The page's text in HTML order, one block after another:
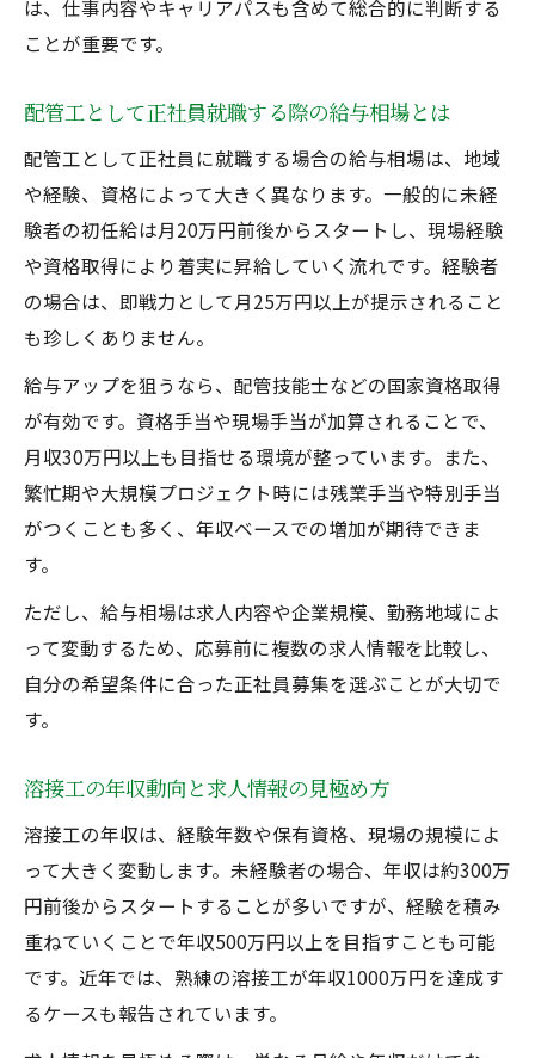
は、仕事内容やキャリアパスも含めて総合的に判断する
ことが重要です。
配管工として正社員就職する際の給与相場とは
配管工として正社員に就職する場合の給与相場は、地域
や経験、資格によって大きく異なります。一般的に未経
験者の初任給は月20万円前後からスタートし、現場経験
や資格取得により着実に昇給していく流れです。経験者
の場合は、即戦力として月25万円以上が提示されること
も珍しくありません。
給与アップを狙うなら、配管技能士などの国家資格取得
が有効です。資格手当や現場手当が加算されることで、
月収30万円以上も目指せる環境が整っています。また、
繁忙期や大規模プロジェクト時には残業手当や特別手当
がつくことも多く、年収ベースでの増加が期待できま
す。
ただし、給与相場は求人内容や企業規模、勤務地域によ
って変動するため、応募前に複数の求人情報を比較し、
自分の希望条件に合った正社員募集を選ぶことが大切で
す。
溶接工の年収動向と求人情報の見極め方
溶接工の年収は、経験年数や保有資格、現場の規模によ
って大きく変動します。未経験者の場合、年収は約300万
円前後からスタートすることが多いですが、経験を積み
重ねていくことで年収500万円以上を目指すことも可能
です。近年では、熟練の溶接工が年収1000万円を達成す
るケースも報告されています。